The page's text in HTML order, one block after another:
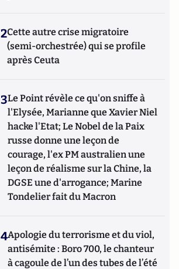
2Cette autre crise migratoire
(semi-orchestrée) qui se profile
après Ceuta
3Le Point révèle ce qu'on sniffe à
l'Elysée, Marianne que Xavier Niel
hacke l'Etat; Le Nobel de la Paix
russe donne une leçon de
courage, l'ex PM australien une
leçon de réalisme sur la Chine, la
DGSE une d'arrogance; Marine
Tondelier fait du Macron
4Apologie du terrorisme et du viol,
antisémite : Boro 700, le chanteur
à cagoule de l’un des tubes de l’été